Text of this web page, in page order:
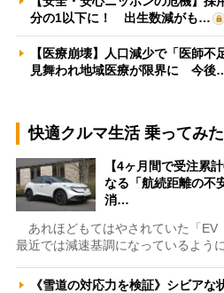
分の1以下に！ 出生数減がも…
【医療崩壊】人口減少で「医師
見舞われ地域医療が限界に 今後
快適クルマ生活 乗ってみ
【4ヶ月間で受注累
なる「航続距離の不
消…
あれほどもてはやされていた「EV
最近では減速基調になっているよう
《雪道の対応力を検証》シビア